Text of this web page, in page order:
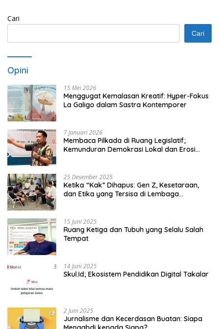
Cari
Cari
Opini
15 Mei 2026
Menggugat Kemalasan Kreatif: Hyper-Fokus
La Galigo dalam Sastra Kontemporer
7 Januari 2026
Membaca Pilkada di Ruang Legislatif;
Kemunduran Demokrasi Lokal dan Erosi
25 Desember 2025
Ketika “Kak” Dihapus: Gen Z, Kesetaraan,
dan Etika yang Tersisa di Lembaga
15 Juni 2025
Ruang Ketiga dan Tubuh yang Selalu Salah
Tempat
14 Juni 2025
Skul.Id; Ekosistem Pendidikan Digital Takalar
2 Juni 2025
Jurnalisme dan Kecerdasan Buatan: Siapa